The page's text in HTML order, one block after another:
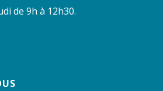
de 9h à 12h30.